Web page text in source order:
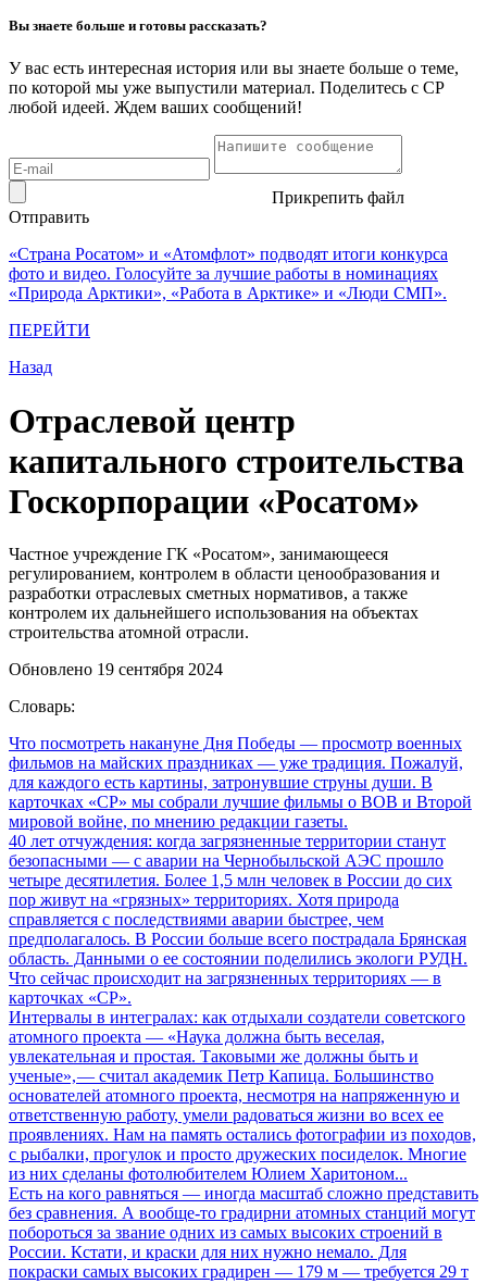
Вы знаете больше и готовы рассказать?
У вас есть интересная история или вы знаете больше о теме,
по которой мы уже выпустили материал. Поделитесь с СР
любой идеей. Ждем ваших сообщений!
Прикрепить файл
Отправить
«Страна Росатом» и «Атомфлот» подводят итоги конкурса
фото и видео. Голосуйте за лучшие работы в номинациях
«Природа Арктики», «Работа в Арктике» и «Люди СМП».
ПЕРЕЙТИ
Назад
Отраслевой центр
капитального строительства
Госкорпорации «Росатом»
Частное учреждение ГК «Росатом», занимающееся
регулированием, контролем в области ценообразования и
разработки отраслевых сметных нормативов, а также
контролем их дальнейшего использования на объектах
строительства атомной отрасли.
Обновлено 19 сентября 2024
Словарь:
Что посмотреть накануне Дня Победы — просмотр военных
фильмов на майских праздниках — уже традиция. Пожалуй,
для каждого есть картины, затронувшие струны души. В
карточках «СР» мы собрали лучшие фильмы о ВОВ и Второй
мировой войне, по мнению редакции газеты.
40 лет отчуждения: когда загрязненные территории станут
безопасными — с аварии на Чернобыльской АЭС прошло
четыре десятилетия. Более 1,5 млн человек в России до сих
пор живут на «грязных» территориях. Хотя природа
справляется с последствиями аварии быстрее, чем
предполагалось. В России больше всего пострадала Брянская
область. Данными о ее состоянии поделились экологи РУДН.
Что сейчас происходит на загрязненных территориях — в
карточках «СР».
Интервалы в интегралах: как отдыхали создатели советского
атомного проекта — «Наука должна быть веселая,
увлекательная и простая. Таковыми же должны быть и
ученые», — считал академик Петр Капица. Большинство
основателей атомного проекта, несмотря на напряженную и
ответственную работу, умели радоваться жизни во всех ее
проявлениях. Нам на память остались фотографии из походов,
с рыбалки, прогулок и просто дружеских посиделок. Многие
из них сделаны фотолюбителем Юлием Харитоном...
Есть на кого равняться — иногда масштаб сложно представить
без сравнения. А вообще-то градирни атомных станций могут
побороться за звание одних из самых высоких строений в
России. Кстати, и краски для них нужно немало. Для
покраски самых высоких градирен — 179 м — требуется 29 т